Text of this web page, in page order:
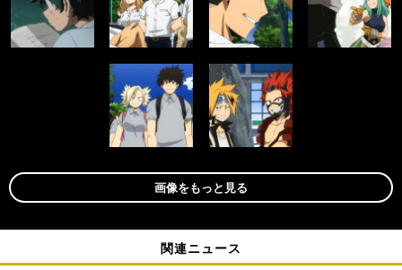
画像をもっと見る
関連ニュース